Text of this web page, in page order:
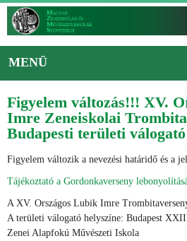
MENÜ
Figyelem változás!!! XV.
Imre Zeneiskolai
Budapesti területi válogató
Figyelem változik a nevezési határidő és a
Tájékoztató a Gordonkaverseny
A XV. Országos Lubik Imre
A területi válogató helyszíne: Budapest
Zenei Alapfokú Művészeti Iskola